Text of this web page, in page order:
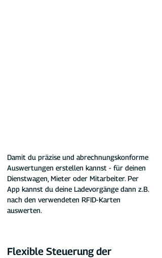
Damit du präzise und abrechnungskonforme
Auswertungen erstellen kannst - für deinen
Dienstwagen, Mieter oder Mitarbeiter. Per
App kannst du deine Ladevorgänge dann z.B.
nach den verwendeten RFID-Karten
auswerten.
Flexible Steuerung der